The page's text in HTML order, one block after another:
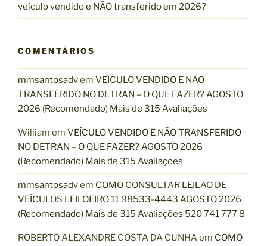
veículo vendido e NÃO transferido em 2026?
COMENTÁRIOS
mmsantosadvem VEÍCULO VENDIDO E NÃO
TRANSFERIDO NO DETRAN – O QUE FAZER? AGOSTO
2026 (Recomendado) Mais de 315 Avaliações
William em VEÍCULO VENDIDO E NÃO TRANSFERIDO
NO DETRAN – O QUE FAZER? AGOSTO 2026
(Recomendado) Mais de 315 Avaliações
mmsantosadvem COMO CONSULTAR LEILÃO DE
VEÍCULOS LEILOEIRO 11 98533-4443 AGOSTO 2026
(Recomendado) Mais de 315 Avaliações 520 741 777 8
ROBERTO ALEXANDRE COSTA DA CUNHAem COMO